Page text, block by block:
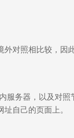
外对照相比较，因
服务器，以及对照
自己的页面上。